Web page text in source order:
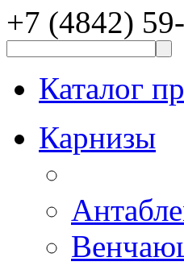
+7 (4842)
Каталог
Карнизы